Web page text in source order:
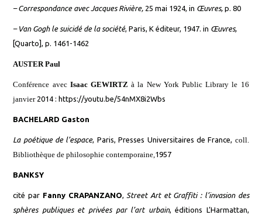
–Correspondance avec Jacques Rivière, 25 mai 1924, in Œuvres, p. 80
– Van Gogh le suicidé de la société, Paris, K éditeur, 1947. in Œuvres,
[Quarto], p. 1461-1462
AUSTER Paul
Conférence avec Isaac GEWIRTZ à la New York Public Library le 16
janvier 2014 : https://youtu.be/54nMX8i2Wbs
BACHELARD Gaston
La poétique de l’espace, Paris, Presses Universitaires de France, coll.
Bibliothèque de philosophie contemporaine,1957
BANKSY
cité par Fanny CRAPANZANO, Street Art et Graffiti : l’invasion des
sphères publiques et privées par l’art urbain, éditions L’Harmattan,